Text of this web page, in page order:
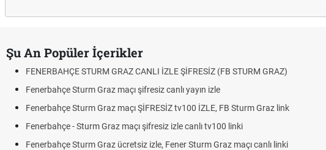
Şu An Popüler İçerikler
FENERBAHÇE STURM GRAZ CANLI İZLE ŞİFRESİZ (FB STURM GRAZ)
Fenerbahçe Sturm Graz maçı şifresiz canlı yayın izle
Fenerbahçe Sturm Graz maçı ŞİFRESİZ tv100 İZLE, FB Sturm Graz link
Fenerbahçe - Sturm Graz maçı şifresiz izle canlı tv100 linki
Fenerbahçe Sturm Graz ücretsiz izle, Fener Sturm Graz maçı canlı linki